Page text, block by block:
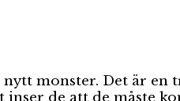
monster. Det är en
de att de måste